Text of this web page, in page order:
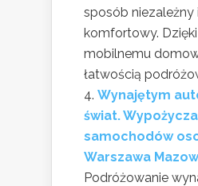
sposób niezależny i
komfortowy.
mobilnemu
łatwością
Wynajętym
świat.
samochodów
Warszawa
Podróżowanie